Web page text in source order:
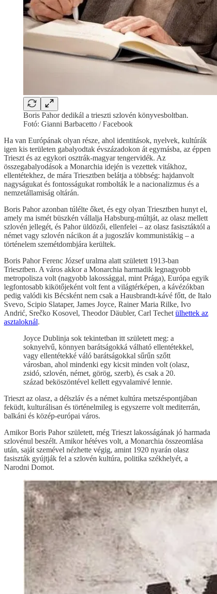
Boris Pahor dedikál a trieszti szlovén könyvesboltban.
Fotó: Gianni Barbacetto / Facebook
Ha van Európának olyan része, ahol identitások, nyelvek, kultúrák
igen kis területen gabalyodtak évszázadokon át egymásba, az éppen
Trieszt és az egykori osztrák-magyar tengervidék. Az
összegabalyodások a Monarchia idején is vezettek vitákhoz,
ellentétekhez, de mára Triesztben belátja a többség: hajdanvolt
nagyságukat és fontosságukat rombolták le a nacionalizmus és a
nemzetállamiság oltárán.
Boris Pahor azonban túlélte őket, és egy olyan Triesztben hunyt el,
amely ma ismét büszkén vállalja Habsburg-múltját, az olasz mellett
szlovén jellegét, és Pahor üldözői, ellenfelei – az olasz fasisztáktól a
német vagy szlovén nácikon át a jugoszláv kommunistákig – a
történelem szemétdombjára kerültek.
Boris Pahor Ferenc József uralma alatt született 1913-ban
Triesztben. A város akkor a Monarchia harmadik legnagyobb
metropolisza volt (nagyobb lakossággal, mint Prága), Európa egyik
legfontosabb kikötőjeként volt fent a világtérképen, a kávézókban
pedig valódi kis Bécsként nem csak a Hausbrandt-kávé főtt, de Italo
Svevo, Scipio Slataper, James Joyce, Rainer Maria Rilke, Ivo
Andrić, Srečko Kosovel, Theodor Däubler, Carl Techet ülhettek az
asztaloknál.
Joyce Dublinja sok tekintetban itt született meg: a
soknyelvű, könnyen barátságokká válható ellentétekkel,
vagy ellentétekké váló barátságokkal sűrűn szőtt
városban, ahol mindenki egy kicsit minden volt (olasz,
zsidó, szlovén, német, görög, szerb), és csak a 20.
század beköszöntével kellett egyvalamivé lennie.
Trieszt az olasz, a délszláv és a német kultúra metszéspontjában
feküdt, kulturálisan és történelmileg is egyszerre volt mediterrán,
balkáni és közép-európai város.
Amikor Boris Pahor született, még Trieszt lakosságának jó harmada
szlovénul beszélt. Amikor hétéves volt, a Monarchia összeomlása
után, saját szemével nézhette végig, amint 1920 nyarán olasz
fasiszták gyújtják fel a szlovén kultúra, politika székhelyét, a
Narodni Domot.